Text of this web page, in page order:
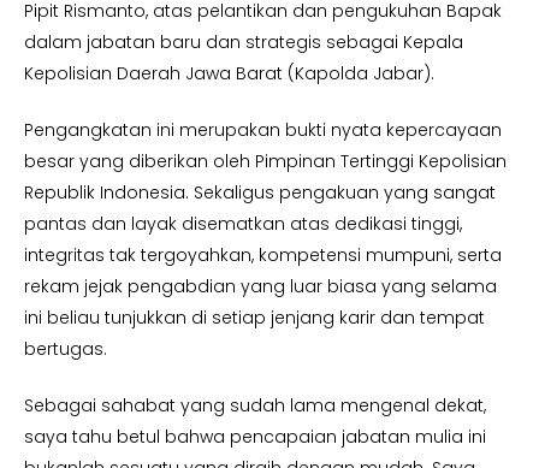
Pipit Rismanto, atas pelantikan dan pengukuhan Bapak
dalam jabatan baru dan strategis sebagai Kepala
Kepolisian Daerah Jawa Barat (Kapolda Jabar).
Pengangkatan ini merupakan bukti nyata kepercayaan
besar yang diberikan oleh Pimpinan Tertinggi Kepolisian
Republik Indonesia. Sekaligus pengakuan yang sangat
pantas dan layak disematkan atas dedikasi tinggi,
integritas tak tergoyahkan, kompetensi mumpuni, serta
rekam jejak pengabdian yang luar biasa yang selama
ini beliau tunjukkan di setiap jenjang karir dan tempat
bertugas.
Sebagai sahabat yang sudah lama mengenal dekat,
saya tahu betul bahwa pencapaian jabatan mulia ini